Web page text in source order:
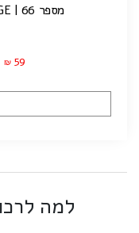
מספר 66 | RUBY ROUGE רובי | 100 מ"ל
₪ 59
למה